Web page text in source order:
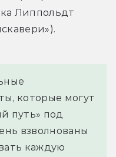
Липпольдт
которые могут
путь» под
взволнованы
каждую